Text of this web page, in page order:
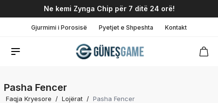
Ne kemi Zynga Chip për 7 ditë 24 orë!
Gjurmimi i Porosisë Pyetjet e Shpeshta Kontakt
Pasha Fencer
Faqja Kryesore / Lojërat / Pasha Fencer